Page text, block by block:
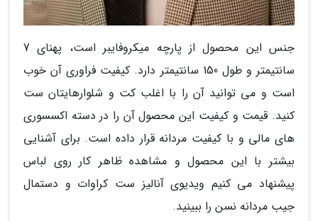
جنس این محصول از پارچه میکروفایبر است، پهنای 7
سانتیمتر و طول 150 سانتیمتر دارد. کیفیت فراوری آن خوب
است و می توانید آن را با اغلب کت و شلوارهایتان ست
کنید. قیمت و کیفیت این محصول آن را در دسته اکسسوری
های مالی و با کیفیت مردانه قرار داده است. برای آشنایی
بیشتر با این محصول و مشاهده ظاهر کار روی لباس
پیشنهاد می کنیم ویدیوی آنالیز ست کراوات و دستمال
جیب مردانه نسن را ببینید.